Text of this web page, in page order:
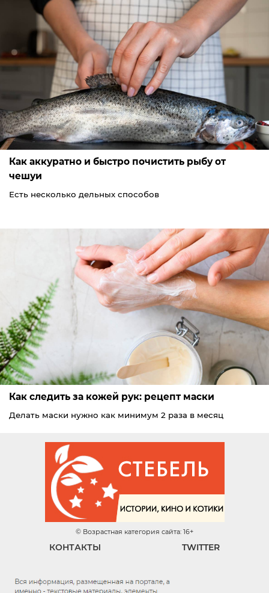
Как аккуратно и быстро почистить рыбу от
чешуи
Есть несколько дельных способов
Как следить за кожей рук: рецепт маски
Делать маски нужно как минимум 2 раза в месяц
© Возрастная категория сайта: 16+
КОНТАКТЫ TWITTER